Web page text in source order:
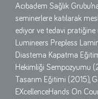
Acıbadem Sağlık
seminerlere katılarak
ediyor ve tedavi pratiğine
Lumineers Prepless
Diastema Kapatma
Hekimliği Sempozyumu
Tasarım Eğitimi (2015),
EXcellenceHands On